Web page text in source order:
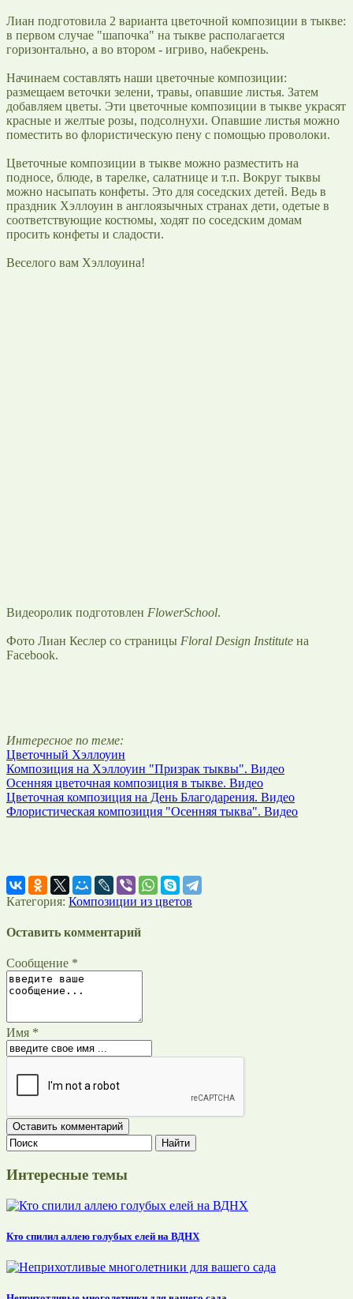
Лиан подготовила 2 варианта цветочной композиции в тыкве:
в первом случае "шапочка" на тыкве располагается
горизонтально, а во втором - игриво, набекрень.
Начинаем составлять наши цветочные композиции:
размещаем веточки зелени, травы, опавшие листья. Затем
добавляем цветы. Эти цветочные композиции в тыкве украсят
красные и желтые розы, подсолнухи. Опавшие листья можно
поместить во флористическую пену с помощью проволоки.
Цветочные композиции в тыкве можно разместить на
подносе, блюде, в тарелке, салатнице и т.п. Вокруг тыквы
можно насыпать конфеты. Это для соседских детей. Ведь в
праздник Хэллоуин в англоязычных странах дети, одетые в
соответствующие костюмы, ходят по соседским домам
просить конфеты и сладости.
Веселого вам Хэллоуина!
Видеоролик подготовлен FlowerSchool.
Фото Лиан Кеслер со страницы Floral Design Institute на
Facebook.
Интересное по теме:
Цветочный Хэллоуин
Композиция на Хэллоуин "Призрак тыквы". Видео
Осенняя цветочная композиция в тыкве. Видео
Цветочная композиция на День Благодарения. Видео
Флористическая композиция "Осенняя тыква". Видео
Категория: Композиции из цветов
Оставить комментарий
Сообщение *
Имя *
Интересные темы
Кто спилил аллею голубых елей на ВДНХ